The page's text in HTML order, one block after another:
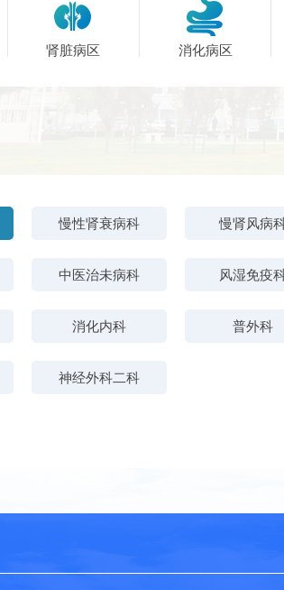
肾脏病区 消化病区
慢性肾衰病科 慢肾风病
中医治未病科 风湿免疫
消化内科 普外科
神经外科二科